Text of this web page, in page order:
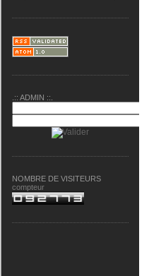
.:: ADMIN ::.
NOMBRE DE VISITEURS
compteur